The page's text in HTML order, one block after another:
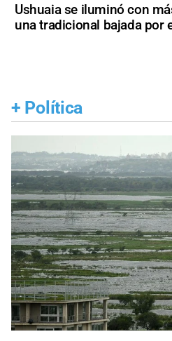
Ushuaia se iluminó con
una tradicional bajada por
+ Política